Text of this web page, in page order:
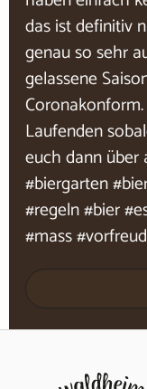
das ist definitiv
genau so sehr
gelassene
Laufenden
euch dann über
#biergarten
#regeln #bier
#mass